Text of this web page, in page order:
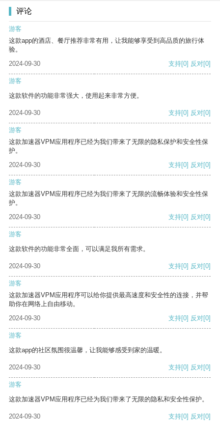
评论
游客
这款app的酒店、餐厅推荐非常有用，让我能够享受到高品质的旅行体
验。
2024-09-30
支持[0] 反对[0]
游客
这款软件的功能非常强大，使用起来非常方便。
2024-09-30 支持[0] 反对[0]
游客
这款加速器VPM应用程序已经为我们带来了无限的隐私保护和安全性保
护。
2024-09-30
支持[0] 反对[0]
游客
这款加速器VPM应用程序已经为我们带来了无限的流畅体验和安全性保
护。
2024-09-30
支持[0] 反对[0]
游客
这款软件的功能非常全面，可以满足我所有需求。
2024-09-30 支持[0] 反对[0]
游客
这款加速器VPM应用程序可以给你提供最高速度和安全性的连接，并帮
助你在网络上自由移动。
2024-09-30
支持[0] 反对[0]
游客
这款app的社区氛围很温馨，让我能够感受到家的温暖。
2024-09-30 支持[0] 反对[0]
游客
这款加速器VPM应用程序已经为我们带来了无限的隐私和安全性保护。
2024-09-30 支持[0] 反对[0]